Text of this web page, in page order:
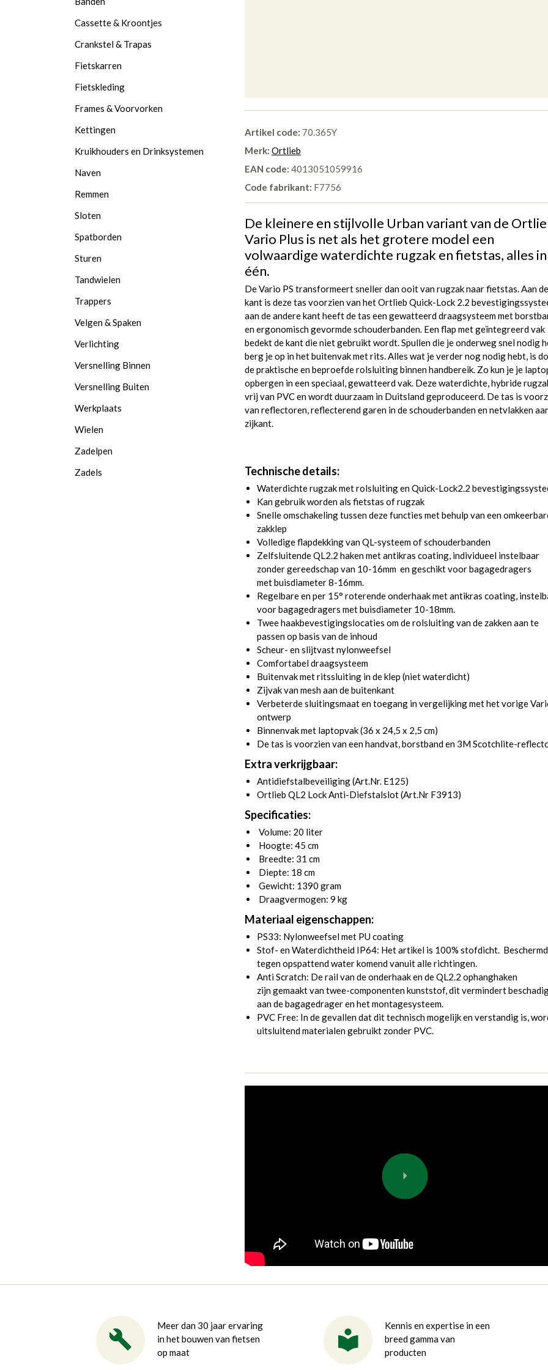
Artikel code: 70.365Y
Merk: Ortlieb
EAN code: 4013051059916
Code fabrikant: F7756
De kleinere en stijlvolle Urban variant van de
Vario Plus is net als het grotere model een
volwaardige waterdichte rugzak en fietstas, alles in
één.
De Vario PS transformeert sneller dan ooit van rugzak naar fietstas. Aan
kant is deze tas voorzien van het Ortlieb Quick-Lock 2.2
aan de andere kant heeft de tas een gewatteerd draagsysteem met
en ergonomisch gevormde schouderbanden. Een flap met geïntegreerd vak
bedekt de kant die niet gebruikt wordt. Spullen die je onderweg snel nodig
berg je op in het buitenvak met rits. Alles wat je verder nog nodig hebt, is
de praktische en beproefde rolsluiting binnen handbereik. Zo kun je je
opbergen in een speciaal, gewatteerd vak. Deze waterdichte, hybride
vrij van PVC en wordt duurzaam in Duitsland geproduceerd. De tas is
van reflectoren, reflecterend garen in de schouderbanden en netvlakken
zijkant.
Technische details:
Waterdichte rugzak met rolsluiting en Quick-Lock2.2
Kan gebruik worden als fietstas of rugzak
Snelle omschakeling tussen deze functies met behulp van een
zakklep
Volledige flapdekking van QL-systeem of schouderbanden
Zelfsluitende QL2.2 haken met antikras coating, individueel instelbaar
zonder gereedschap van 10-16mm en geschikt voor bagagedragers
met buisdiameter 8-16mm.
Regelbare en per 15° roterende onderhaak met antikras coating,
voor bagagedragers met buisdiameter 10-18mm.
Twee haakbevestigingslocaties om de rolsluiting van de zakken aan te
passen op basis van de inhoud
Scheur- en slijtvast nylonweefsel
Comfortabel draagsysteem
Buitenvak met ritssluiting in de klep (niet waterdicht)
Zijvak van mesh aan de buitenkant
Verbeterde sluitingsmaat en toegang in vergelijking met het vorige
ontwerp
Binnenvak met laptopvak (36 x 24,5 x 2,5 cm)
De tas is voorzien van een handvat, borstband en 3M Scotchlite-
Extra verkrijgbaar:
Antidiefstalbeveiliging (Art.Nr. E125)
Ortlieb QL2 Lock Anti-Diefstalslot (Art.Nr F3913)
Specificaties:
Volume: 20 liter
Hoogte: 45 cm
Breedte: 31 cm
Diepte: 18 cm
Gewicht: 1390 gram
Draagvermogen: 9 kg
Materiaal eigenschappen:
PS33: Nylonweefsel met PU coating
Stof- en Waterdichtheid IP64: Het artikel is 100% stofdicht. Beschermd
tegen opspattend water komend vanuit alle richtingen.
Anti Scratch: De rail van de onderhaak en de QL2.2 ophanghaken
zijn gemaakt van twee-componenten kunststof, dit vermindert
aan de bagagedrager en het montagesysteem.
PVC Free: In de gevallen dat dit technisch mogelijk en verstandig is,
uitsluitend materialen gebruikt zonder PVC.
Cassette & Kroontjes
Crankstel & Trapas
Fietskarren
Fietskleding
Frames & Voorvorken
Kettingen
Kruikhouders en Drinksystemen
Naven
Remmen
Sloten
Spatborden
Sturen
Tandwielen
Trappers
Velgen & Spaken
Verlichting
Versnelling Binnen
Versnelling Buiten
Werkplaats
Wielen
Zadelpen
Zadels
Meer dan 30 jaar ervaring
in het bouwen van fietsen
op maat
Kennis en expertise in een
breed gamma van
producten